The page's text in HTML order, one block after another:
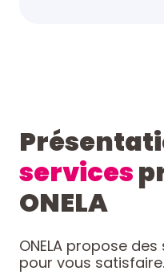
services
ONELA
ONELA propose
pour vous satisfaire.